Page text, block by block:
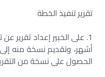
تقرير تنفيذ الخطة
أشهر، وتقديم نسخة منه
الحصول على نسخة من